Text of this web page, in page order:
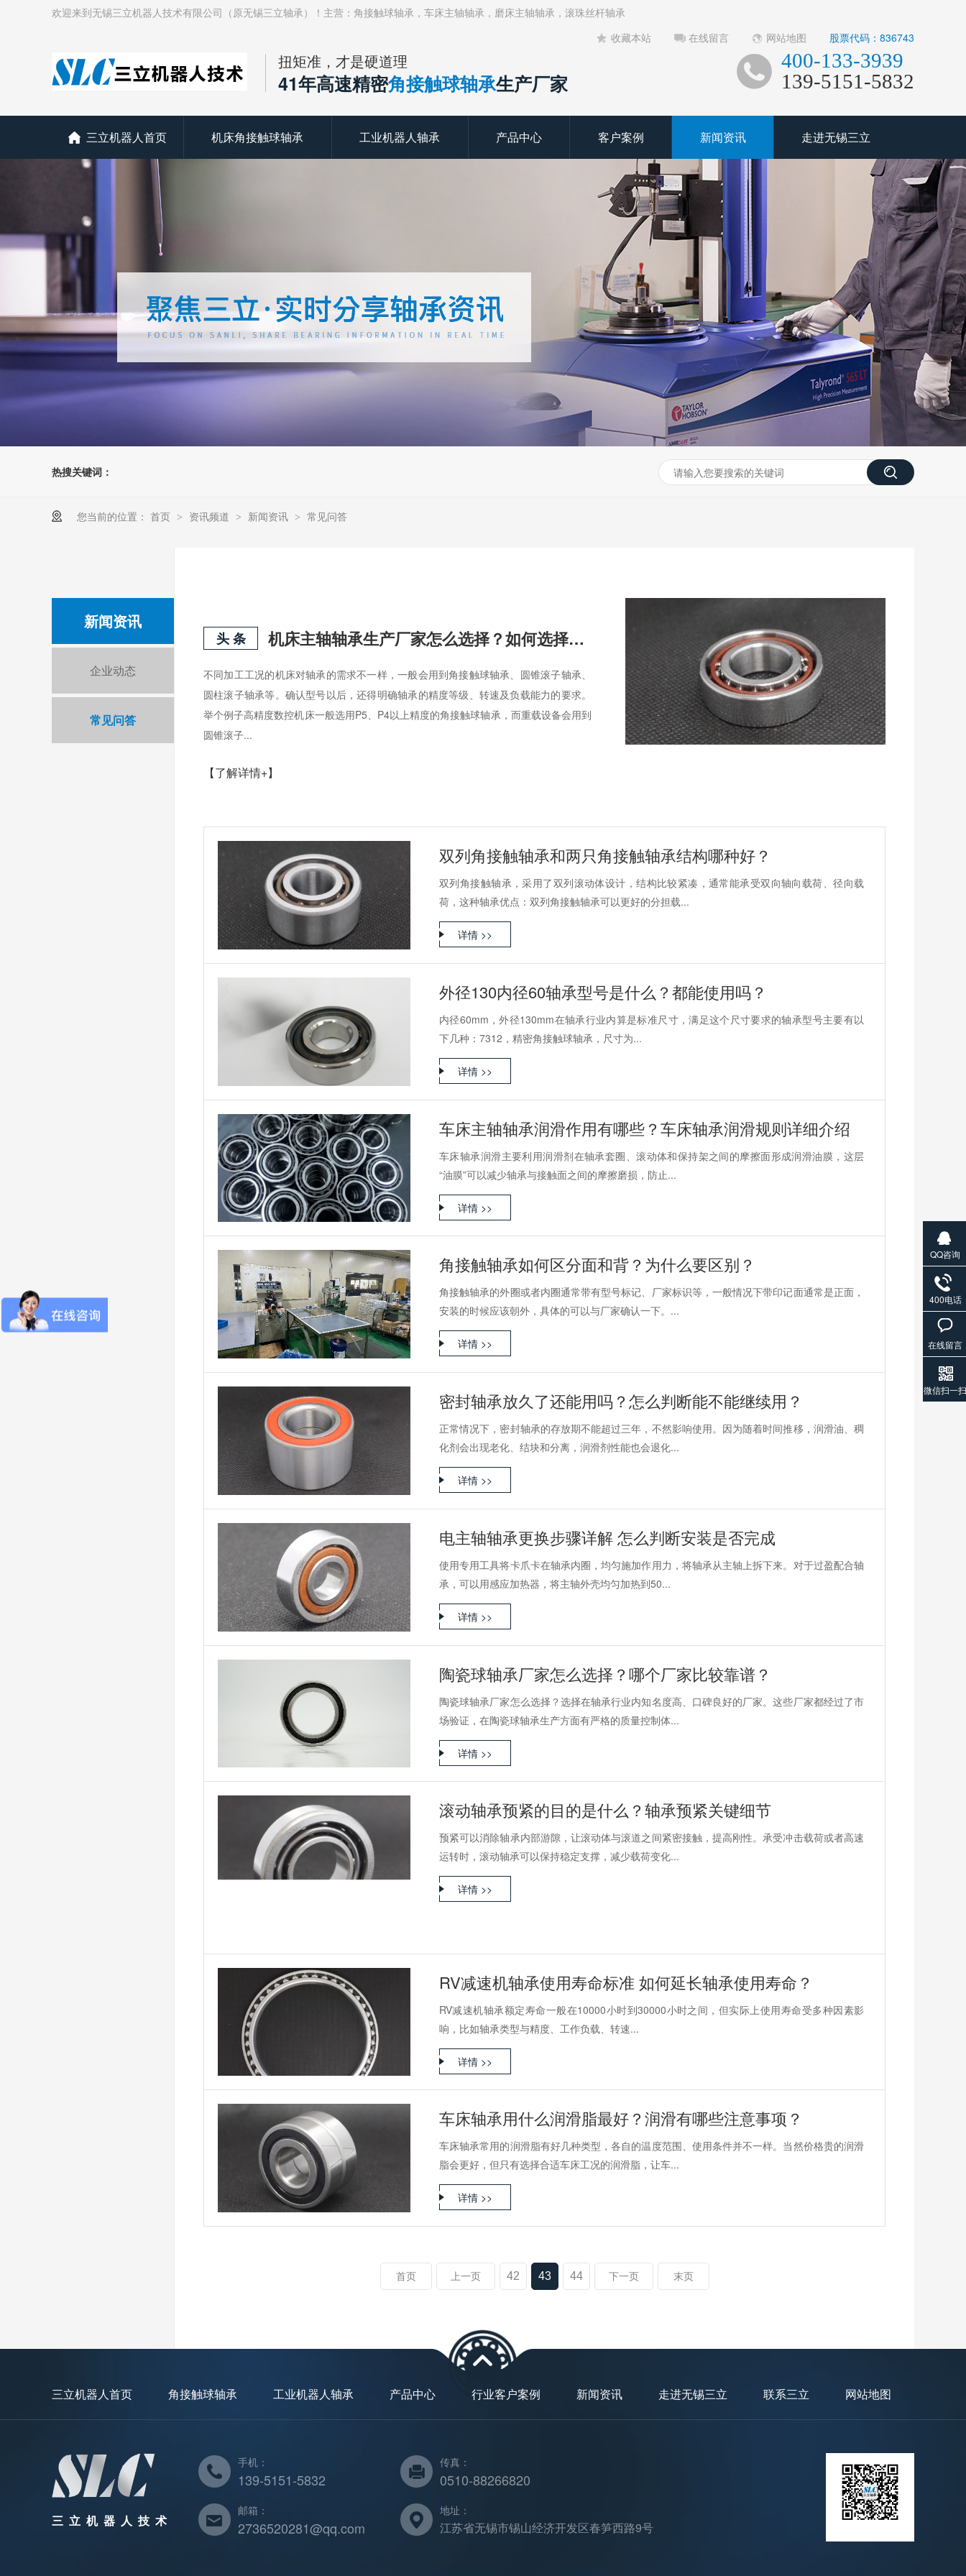
欢迎来到无锡三立机器人技术有限公司（原无锡三立轴承）！主营：角接触球轴承，车床主轴轴承，磨床主轴轴承，滚珠丝杆轴承
收藏本站
在线留言 网站地图 股票代码：836743
扭矩准，才是硬道理
41年高速精密角接触球轴承生产厂家
400-133-3939
139-5151-5832
三立机器人首页 机床角接触球轴承 工业机器人轴承 产品中心 客户案例 新闻资讯 走进无锡三立
热搜关键词：
您当前的位置： 首页 > 资讯频道 > 新闻资讯 > 常见问答
头 条 机床主轴轴承生产厂家怎么选择？如何选择靠谱的厂家？
不同加工工况的机床对轴承的需求不一样，一般会用到角接触球轴承、圆锥滚子轴承、
圆柱滚子轴承等。确认型号以后，还得明确轴承的精度等级、转速及负载能力的要求。
举个例子高精度数控机床一般选用P5、P4以上精度的角接触球轴承，而重载设备会用到
圆锥滚子...
【了解详情+】
双列角接触轴承和两只角接触轴承结构哪种好？
双列角接触轴承，采用了双列滚动体设计，结构比较紧凑，通常能承受双向轴向载荷、径向载
荷，这种轴承优点：双列角接触轴承可以更好的分担载...
详情 >>
外径130内径60轴承型号是什么？都能使用吗？
内径60mm，外径130mm在轴承行业内算是标准尺寸，满足这个尺寸要求的轴承型号主要有以
下几种：7312，精密角接触球轴承，尺寸为...
详情 >>
车床主轴轴承润滑作用有哪些？车床轴承润滑规则详细介绍
车床轴承润滑主要利用润滑剂在轴承套圈、滚动体和保持架之间的摩擦面形成润滑油膜，这层
“油膜”可以减少轴承与接触面之间的摩擦磨损，防止...
详情 >>
角接触轴承如何区分面和背？为什么要区别？
角接触轴承的外圈或者内圈通常带有型号标记、厂家标识等，一般情况下带印记面通常是正面，
安装的时候应该朝外，具体的可以与厂家确认一下。...
详情 >>
密封轴承放久了还能用吗？怎么判断能不能继续用？
正常情况下，密封轴承的存放期不能超过三年，不然影响使用。因为随着时间推移，润滑油、稠
化剂会出现老化、结块和分离，润滑剂性能也会退化...
详情 >>
电主轴轴承更换步骤详解 怎么判断安装是否完成
使用专用工具将卡爪卡在轴承内圈，均匀施加作用力，将轴承从主轴上拆下来。对于过盈配合轴
承，可以用感应加热器，将主轴外壳均匀加热到50...
详情 >>
陶瓷球轴承厂家怎么选择？哪个厂家比较靠谱？
陶瓷球轴承厂家怎么选择？选择在轴承行业内知名度高、口碑良好的厂家。这些厂家都经过了市
场验证，在陶瓷球轴承生产方面有严格的质量控制体...
详情 >>
滚动轴承预紧的目的是什么？轴承预紧关键细节
预紧可以消除轴承内部游隙，让滚动体与滚道之间紧密接触，提高刚性。承受冲击载荷或者高速
运转时，滚动轴承可以保持稳定支撑，减少载荷变化...
详情 >>
RV减速机轴承使用寿命标准 如何延长轴承使用寿命？
RV减速机轴承额定寿命一般在10000小时到30000小时之间，但实际上使用寿命受多种因素影
响，比如轴承类型与精度、工作负载、转速...
详情 >>
车床轴承用什么润滑脂最好？润滑有哪些注意事项？
车床轴承常用的润滑脂有好几种类型，各自的温度范围、使用条件并不一样。当然价格贵的润滑
脂会更好，但只有选择合适车床工况的润滑脂，让车...
详情 >>
首页 上一页 42 43 44 下一页 末页
新闻资讯
企业动态
常见问答
三立机器人首页 角接触球轴承 工业机器人轴承 产品中心 行业客户案例 新闻资讯 走进无锡三立 联系三立 网站地图
三立机器人技术
手机：
139-5151-5832
传真：
0510-88266820
邮箱：
2736520281@qq.com
地址：
江苏省无锡市锡山经济开发区春笋西路9号
QQ咨询
400电话
在线留言
微信扫一扫